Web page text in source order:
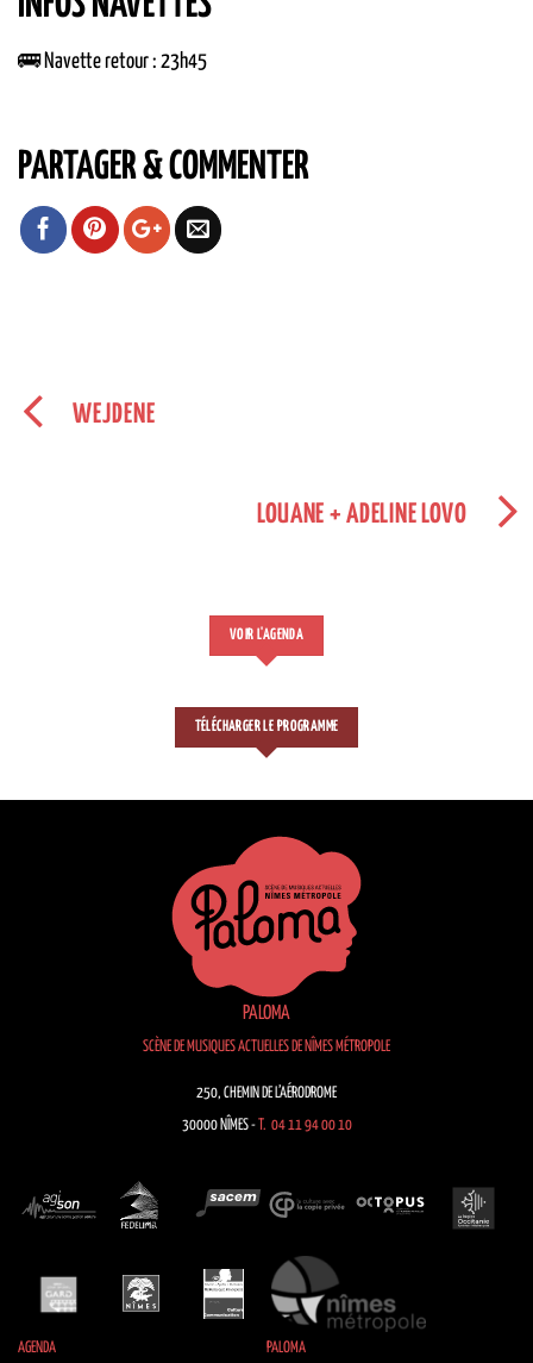
🚌 Navette retour : 23h45
PARTAGER & COMMENTER
WEJDENE
LOUANE + ADELINE LOVO
VOIR L'AGENDA
TÉLÉCHARGER LE PROGRAMME
PALOMA
SCÈNE DE MUSIQUES ACTUELLES DE NÎMES MÉTROPOLE
250, CHEMIN DE L’AÉRODROME
30000 NÎMES -T. 04 11 94 00 10
AGENDA PALOMA